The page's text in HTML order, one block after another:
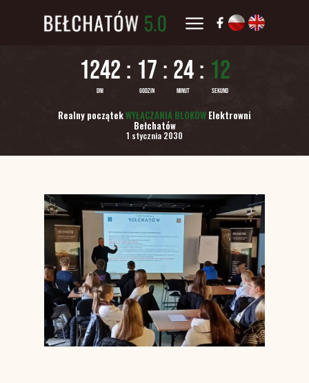
Realny początekWYŁĄCZANIA BLOKÓW Elektrowni
Bełchatów
1 stycznia 2030